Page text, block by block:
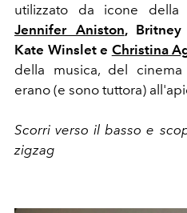
utilizzato da icone della
Jennifer Aniston, Britney
Kate Winslet e Christina
della musica, del
erano (e sono tuttora)
Scorri verso il basso e
zigzag